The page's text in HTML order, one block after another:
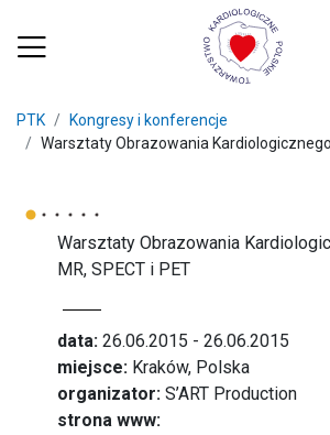
PTK
Kongresy i konferencje
Warsztaty Obrazowania Kardiologicznego
Warsztaty Obrazowania
MR, SPECT i PET
data: 26.06.2015 - 26.06.2015
miejsce: Kraków, Polska
organizator: S’ART Production
strona www: